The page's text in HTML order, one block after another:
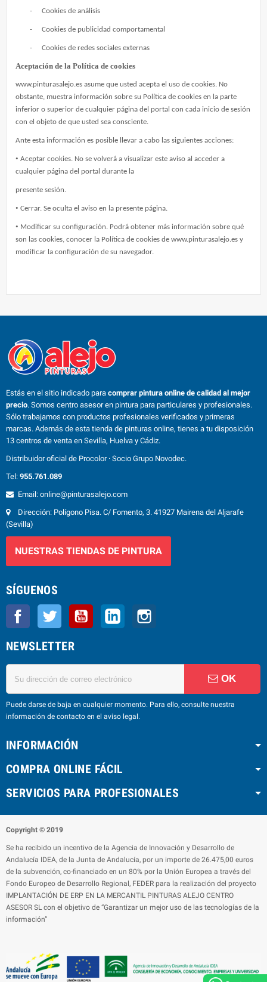
- Cookies de análisis
- Cookies de publicidad comportamental
- Cookies de redes sociales externas
Aceptación de la Política de cookies
www.pinturasalejo.es asume que usted acepta el uso de cookies. No
obstante, muestra información sobre su Política de cookies en la parte
inferior o superior de cualquier página del portal con cada inicio de sesión
con el objeto de que usted sea consciente.
Ante esta información es posible llevar a cabo las siguientes acciones:
• Aceptar cookies. No se volverá a visualizar este aviso al acceder a
cualquier página del portal durante la
presente sesión.
• Cerrar. Se oculta el aviso en la presente página.
• Modificar su configuración. Podrá obtener más información sobre qué
son las cookies, conocer la Política de cookies de www.pinturasalejo.es y
modificar la configuración de su navegador.
Estás en el sitio indicado para comprar pintura online de calidad al mejor
precio. Somos centro asesor en pintura para particulares y profesionales.
Sólo trabajamos con productos profesionales verificados y primeras
marcas. Además de esta tienda de pinturas online, tienes a tu disposición
13 centros de venta en Sevilla, Huelva y Cádiz.
Distribuidor oficial de Procolor · Socio Grupo Novodec.
Tel: 955.761.089
Email: online@pinturasalejo.com
Dirección: Polígono Pisa. C/ Fomento, 3. 41927 Mairena del Aljarafe
(Sevilla)
NUESTRAS TIENDAS DE PINTURA
SÍGUENOS
Facebook Twitter YouTube LinkedIn
NEWSLETTER
OK
Puede darse de baja en cualquier momento. Para ello, consulte nuestra
información de contacto en el aviso legal.
INFORMACIÓN
COMPRA ONLINE FÁCIL
SERVICIOS PARA PROFESIONALES
Copyright © 2019
Se ha recibido un incentivo de la Agencia de Innovación y Desarrollo de
Andalucía IDEA, de la Junta de Andalucía, por un importe de 26.475,00 euros
de la subvención, co-financiado en un 80% por la Unión Europea a través del
Fondo Europeo de Desarrollo Regional, FEDER para la realización del proyecto
IMPLANTACIÓN DE ERP EN LA MERCANTIL PINTURAS ALEJO CENTRO
ASESOR SL con el objetivo de “Garantizar un mejor uso de las tecnologías de la
información”